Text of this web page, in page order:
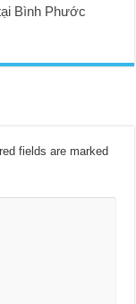
Bình Phước
fields are marked